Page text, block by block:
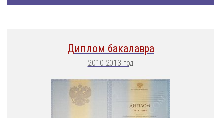
Диплом бакалавра
2010-2013 год